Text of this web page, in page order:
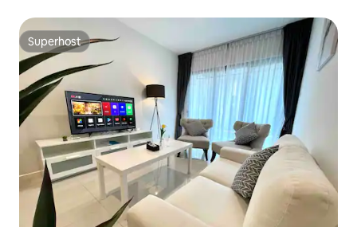
Superhost
Superhost